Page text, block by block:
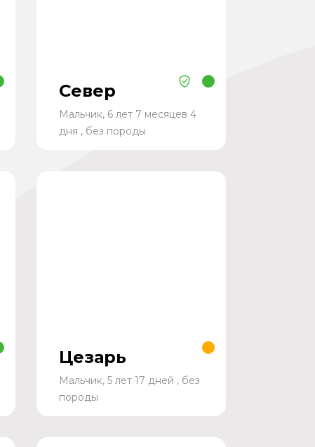
Север
Мальчик, 6 лет 7 месяцев 4
дня , без породы
Цезарь
Мальчик, 5 лет 17 дней , без
породы